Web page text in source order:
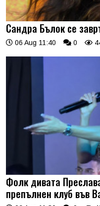
Сандра Бълок се
06 Aug 11:40 0
Фолк дивата
препълнен клуб във